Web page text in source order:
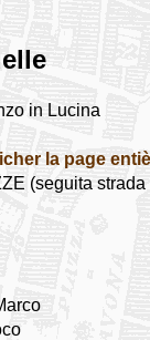
in Lucina
la page
(seguita